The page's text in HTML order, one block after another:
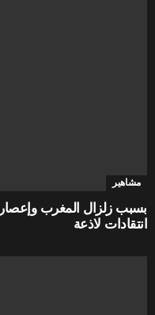
مشاهير
بسبب زلزال المغرب وإعصار
انتقادات لاذعة